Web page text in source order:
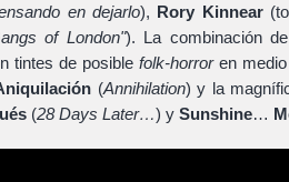
en dejarlo), Rory Kinnear
of London"). La combinación de
tintes de posiblefolk-horroren medio
(Annihilation) y la
(28 Days Later…) y Sunshine…